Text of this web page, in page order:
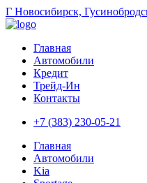
Г Новосибирск,
Главная
Автомобили
Кредит
Трейд-Ин
Контакты
+7 (383) 230-05-21
Главная
Автомобили
Kia